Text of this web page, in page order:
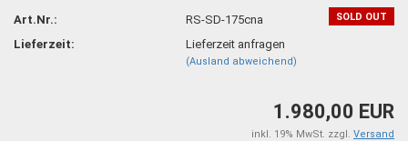
SOLD OUT
Art.Nr.:
RS-SD-175cna
Lieferzeit:
Lieferzeit anfragen
(Ausland abweichend)
1.980,00 EUR
inkl. 19% MwSt. zzgl. Versand